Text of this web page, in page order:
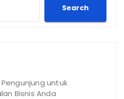
Search
untuk
Bisnis Anda